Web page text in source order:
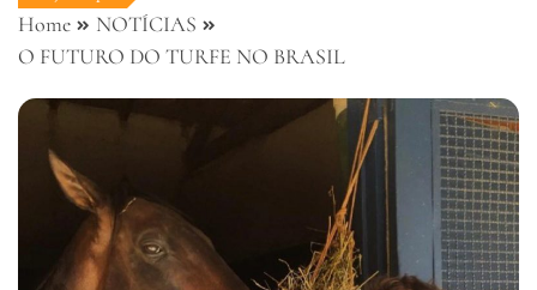
Home
NOTÍCIAS
O FUTURO DO TURFE NO BRASIL